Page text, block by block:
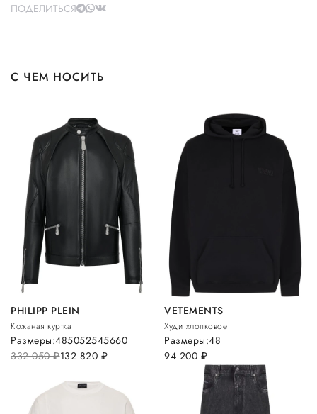
ПОДЕЛИТЬСЯ
С ЧЕМ НОСИТЬ
PHILIPP PLEIN
Кожаная куртка
332 050руб.132 820 руб.
Размеры:485052545660
VETEMENTS
Худи хлопковое
94 200 руб.
Размеры:48